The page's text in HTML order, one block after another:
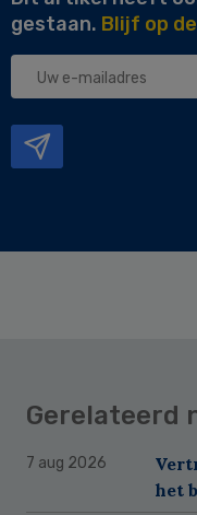
gestaan. Blijf op
Uw
Gerelateerd
7 aug 2026
het